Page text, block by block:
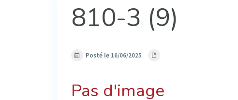
810-3 (9)
Posté le 16/06/2025
Pas d'image